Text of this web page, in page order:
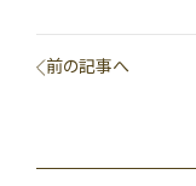
前の記事へ